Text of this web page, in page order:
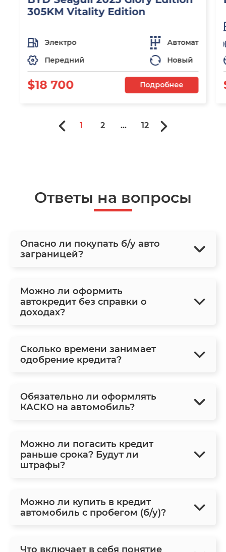
305KM Vitality Edition
Электро
Автомат
Передний
Новый
$18 700 Подробнее
1 2 ... 12
Ответы на вопросы
Опасно ли покупать б/у авто
заграницей?
Можно ли оформить
автокредит без справки о
доходах?
Сколько времени занимает
одобрение кредита?
Обязательно ли оформлять
КАСКО на автомобиль?
Можно ли погасить кредит
раньше срока? Будут ли
штрафы?
Можно ли купить в кредит
автомобиль с пробегом (б/у)?
Что включает в себя понятие